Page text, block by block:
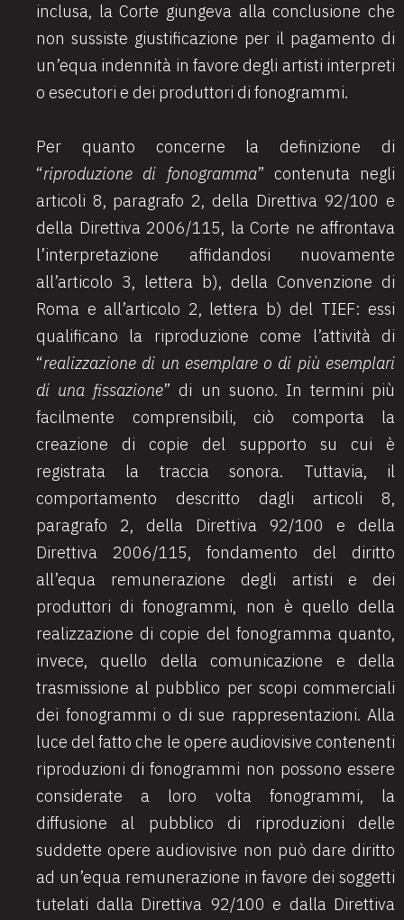
inclusa, la Corte giungeva alla conclusione che
non sussiste giustificazione per il pagamento di
un’equa indennità in favore degli artisti interpreti
o esecutori e dei produttori di fonogrammi.
Per quanto concerne la definizione di
“riproduzione di fonogramma” contenuta negli
articoli 8, paragrafo 2, della Direttiva 92/100 e
della Direttiva 2006/115, la Corte ne affrontava
l’interpretazione affidandosi nuovamente
all’articolo 3, lettera b), della Convenzione di
Roma e all’articolo 2, lettera b) del TIEF: essi
qualificano la riproduzione come l’attività di
“realizzazione di un esemplare o di più esemplari
di una fissazione” di un suono. In termini più
facilmente comprensibili, ciò comporta la
creazione di copie del supporto su cui è
registrata la traccia sonora. Tuttavia, il
comportamento descritto dagli articoli 8,
paragrafo 2, della Direttiva 92/100 e della
Direttiva 2006/115, fondamento del diritto
all’equa remunerazione degli artisti e dei
produttori di fonogrammi, non è quello della
realizzazione di copie del fonogramma quanto,
invece, quello della comunicazione e della
trasmissione al pubblico per scopi commerciali
dei fonogrammi o di sue rappresentazioni. Alla
luce del fatto che le opere audiovisive contenenti
riproduzioni di fonogrammi non possono essere
considerate a loro volta fonogrammi, la
diffusione al pubblico di riproduzioni delle
suddette opere audiovisive non può dare diritto
ad un’equa remunerazione in favore dei soggetti
tutelati dalla Direttiva 92/100 e dalla Direttiva